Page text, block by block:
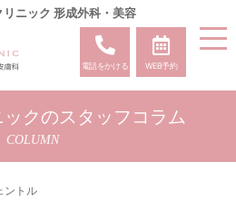
ニック 形成外科・美容
電話をかける WEB予約
ックのスタッフコラム
COLUMN
ントル